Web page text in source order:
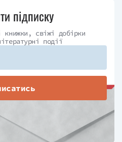
підписку
книжки, свіжі добірки
події